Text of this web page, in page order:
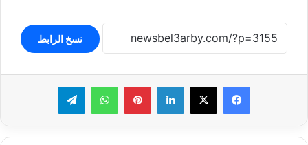
نسخ الرابط
لينكدإن بينتيريستواتساب تيلقرام